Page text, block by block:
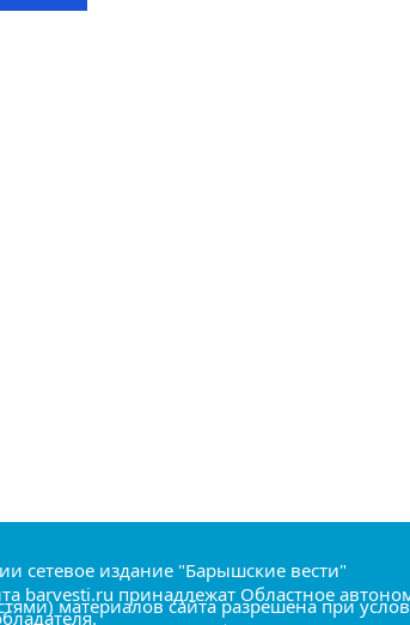
сетевое издание "Барышские вести"
barvesti.ru принадлежат Областное
материалов сайта разрешена при